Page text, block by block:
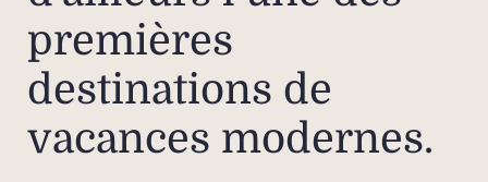
premières
destinations de
vacances modernes.